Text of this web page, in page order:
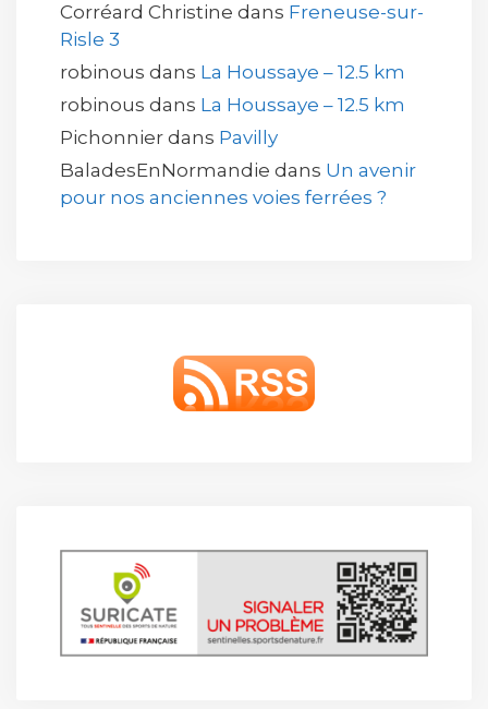
Corréard Christine dans Freneuse-sur-
Risle 3
robinous dans La Houssaye – 12.5 km
robinous dans La Houssaye – 12.5 km
Pichonnier dans Pavilly
BaladesEnNormandie dans Un avenir
pour nos anciennes voies ferrées ?